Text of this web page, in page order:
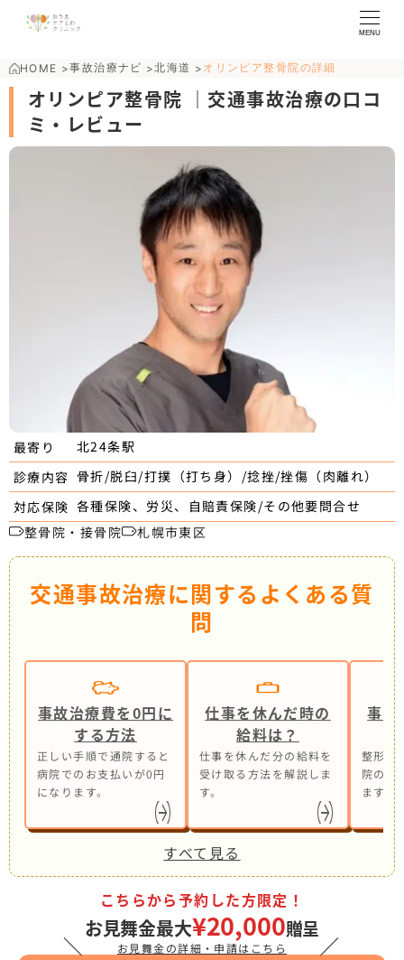
MENU
HOME >事故治療ナビ >北海道 > オリンピア整骨院の詳細
オリンピア整骨院 ｜交通事故治療の口コ
ミ・レビュー
最寄り
北24条駅
診療内容 骨折/脱臼/打撲（打ち身）/捻挫/挫傷（肉離れ）
対応保険 各種保険、労災、自賠責保険/その他要問合せ
整骨院・接骨院
札幌市東区
交通事故治療に関するよくある質
問
事故治療費を0円に
する方法
正しい手順で通院すると
病院でのお支払いが0円
になります。
仕事を休んだ時の
給料は？
仕事を休んだ分の給料を
受け取る方法を解説しま
す。
事故
整形外
院の併
ます。
すべて見る
＼
こちらから予約した方限定！
お見舞金最大¥20,000贈呈
お見舞金の詳細・申請はこちら ／